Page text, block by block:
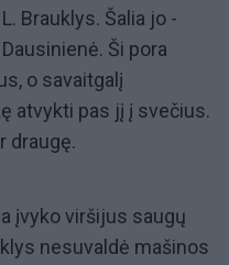
Brauklys. Šalia jo -
Ši pora
o savaitgalį
atvykti pas jį į svečius.
draugę.
įvyko viršijus saugų
nesuvaldė mašinos